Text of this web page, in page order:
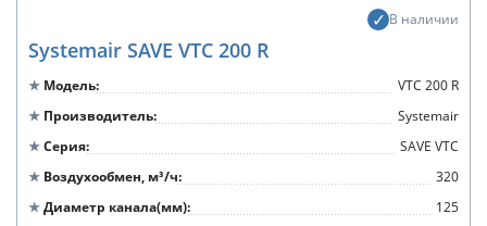
В наличии
Systemair SAVE VTC 200 R
Модель
VTC 200 R
Производитель
Systemair
Серия
SAVE VTC
Воздухообмен, м³/ч
320
Диаметр канала(мм)
125